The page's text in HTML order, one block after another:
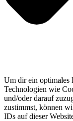
Um dir ein optimales
Technologien wie
und/oder darauf
zustimmst, können
IDs auf dieser